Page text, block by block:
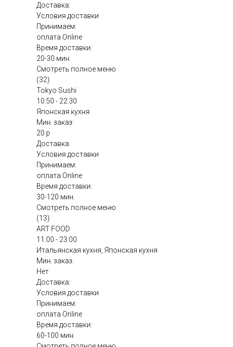
Доставка:
Условия доставки
Принимаем:
оплата Online
Время доставки:
20-30 мин.
Смотреть полное меню
(32)
Tokyo Sushi
10:50 - 22:30
Японская кухня
Мин. заказ:
20 р
Доставка:
Условия доставки
Принимаем:
оплата Online
Время доставки:
30-120 мин.
Смотреть полное меню
(13)
ART FOOD
11:00 - 23:00
Итальянская кухня, Японская кухня
Мин. заказ:
Нет
Доставка:
Условия доставки
Принимаем:
оплата Online
Время доставки:
60-100 мин.